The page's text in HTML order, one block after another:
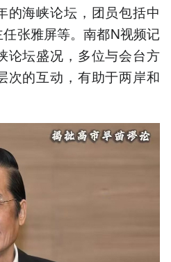
的海峡论坛，团员包括中
张雅屏等。南都N视频记
论坛盛况，多位与会台方
次的互动，有助于两岸和